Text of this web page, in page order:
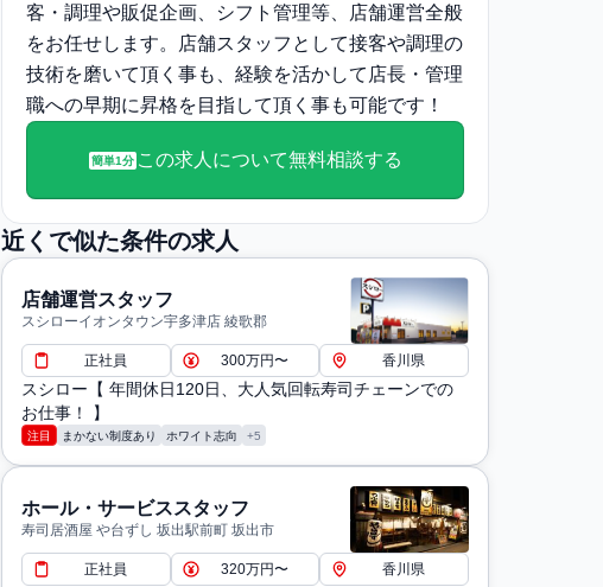
客・調理や販促企画、シフト管理等、店舗運営全般
をお任せします。店舗スタッフとして接客や調理の
技術を磨いて頂く事も、経験を活かして店⻑・管理
職への早期に昇格を目指して頂く事も可能です！
簡単1分この求人について無料相談する
近くで似た条件の求人
店舗運営スタッフ
スシローイオンタウン宇多津店 綾歌郡
正社員 300万円〜 香川県
スシロー【 年間休日120日、大人気回転寿司チェーンでの
お仕事！ 】
注目 まかない制度あり ホワイト志向 +5
ホール・サービススタッフ
寿司居酒屋 や台ずし 坂出駅前町 坂出市
正社員 320万円〜 香川県